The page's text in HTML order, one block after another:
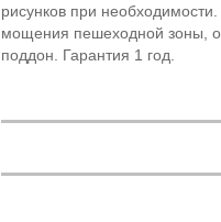
рисунков при
мощения пешеходной зоны,
поддон. Гарантия 1 год.